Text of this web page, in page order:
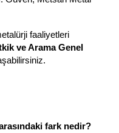
faaliyetleri
ve Arama Genel
fark nedir?